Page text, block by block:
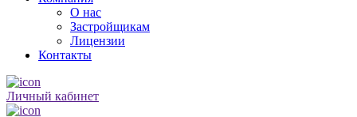
О нас
Застройщикам
Лицензии
Контакты
Личный кабинет